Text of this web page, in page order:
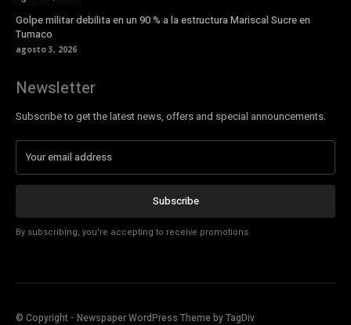
Golpe militar debilita en un 90 % a la estructura Mariscal Sucre en
Tumaco
agosto 3, 2026
Newsletter
Subscribe to get the latest news, offers and special announcements.
Subscribe
By subscribing, you're accepting to receive promotions.
© Copyright - Newspaper WordPress Theme by TagDiv